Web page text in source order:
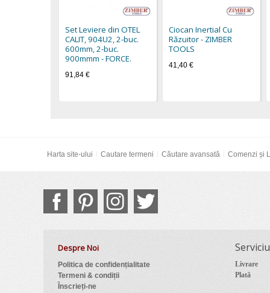
Set Leviere din OTEL
CALIT, 904U2, 2-buc.
600mm, 2-buc.
900mmm - FORCE.
91,84 €
Ciocan Inertial Cu
Răzuitor - ZIMBER
TOOLS
41,40 €
Harta site-ului Cautare termeni Căutare avansată Comenzi și
Despre Noi
Politica de confidențialitate
Termeni & condiții
Înscrieți-ne
Livrare
Plată